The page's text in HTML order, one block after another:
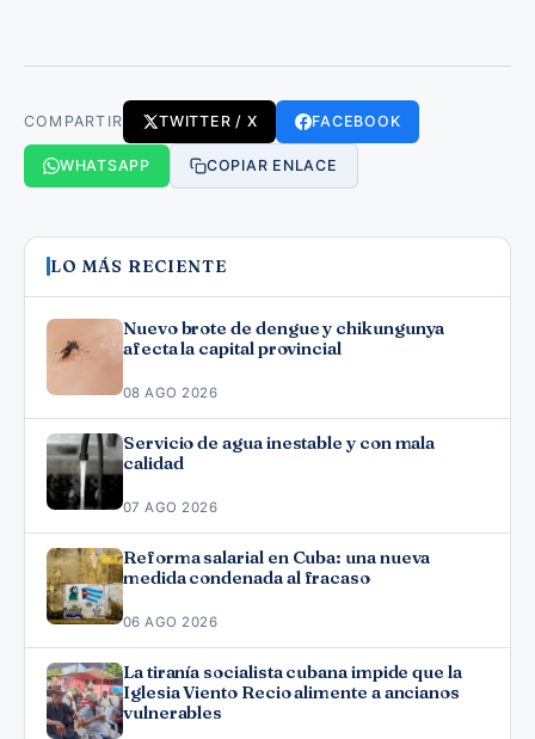
COMPARTIR TWITTER / X FACEBOOK
WHATSAPP COPIAR ENLACE
LO MÁS RECIENTE
Nuevo brote de dengue y chikungunya
afecta la capital provincial
08 AGO 2026
Servicio de agua inestable y con mala
calidad
07 AGO 2026
Reforma salarial en Cuba: una nueva
medida condenada al fracaso
06 AGO 2026
La tiranía socialista cubana impide que la
Iglesia Viento Recio alimente a ancianos
vulnerables